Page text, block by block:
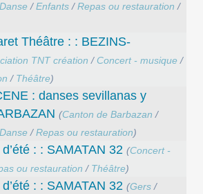
Danse/Enfants/Repas ou restauration /
Théâtre : : BEZINS-
TNT création / Concert - musique/
/ Théâtre)
: danses sevillanas y
(Canton de Barbazan /
Danse/Repas ou restauration)
: : SAMATAN 32 (Concert -
ou restauration / Théâtre)
: : SAMATAN 32 (Gers/